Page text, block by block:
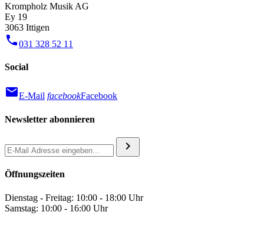
Krompholz Musik AG
Ey 19
3063 Ittigen
phone031 328 52 11
Social
mailE-Mail facebookFacebook
Newsletter abonnieren
chevron_right
Öffnungszeiten
Dienstag - Freitag: 10:00 - 18:00 Uhr
Samstag: 10:00 - 16:00 Uhr